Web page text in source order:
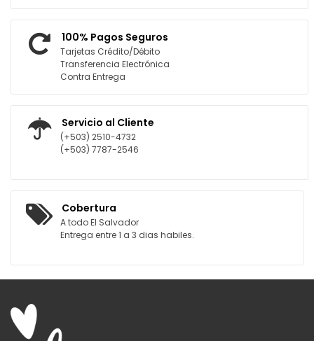
100% Pagos Seguros
Tarjetas Crédito/Débito
Transferencia Electrónica
Contra Entrega
Servicio al Cliente
(+503) 2510-4732
(+503) 7787-2546
Cobertura
A todo El Salvador
Entrega entre 1 a 3 dias habiles.